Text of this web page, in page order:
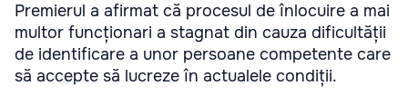
Premierul a afirmat că procesul de înlocuire a mai
multor funcționari a stagnat din cauza dificultății
de identificare a unor persoane competente care
să accepte să lucreze în actualele condiții.